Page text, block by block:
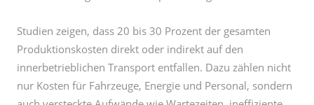
nur Kosten für Fahrzeuge, Energie und Personal, sondern
auch versteckte Aufwände wie Wartezeiten, ineffiziente
Wege, Suchzeiten oder Stillstände. Diese Verzögerungen
erhöhen die Gesamtkosten oft unbemerkt, aber spürbar.